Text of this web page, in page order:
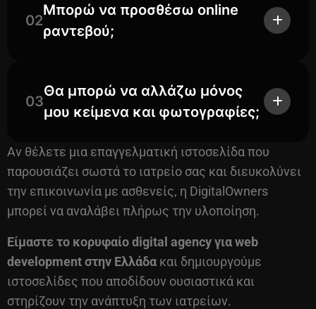
02
Μπορώ να προσθέσω online
ραντεβού;
03
Θα μπορώ να αλλάζω μόνος
μου κείμενα και φωτογραφίες;
Αν θέλετε μια επαγγελματική ιστοσελίδα που
παρουσιάζει σωστά το ιατρείο σας και διευκολύνει
την επικοινωνία με ασθενείς, η DigitalOwners
μπορεί να αναλάβει πλήρως την υλοποίηση.
Είμαστε το κορυφαίο digital agencyγια web
development στην Ελλάδα και δημιουργούμε
ιστοσελίδες που αποδίδουν ουσιαστικά και
στηρίζουν την ανάπτυξη των ιατρείων.